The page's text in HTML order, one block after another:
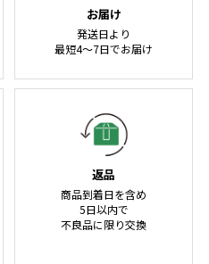
お届け
発送日より
最短4～7日でお届け
返品
商品到着日を含め
5日以内で
不良品に限り交換